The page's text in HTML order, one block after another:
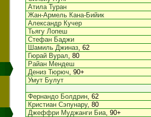
Атила Туран
Жан-Армель Кана-Бийик
Александр Кучер
Тьягу Лопеш
Стефан Баджи
Шамиль Джиназ, 62
Гюрай Вурал, 80
Райан Мендеш
Дениз Тюрюч, 90+
Умут Булут
Фернандо Болдрин, 62
Кристиан Сэпунару, 80
Джеффри Муджанги Биа, 90+